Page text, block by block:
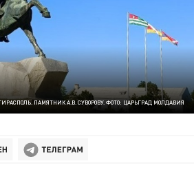
ПАМЯТНИК А.В. СУВОРОВУ. ФОТО: ЦАРЬГРАД МОЛДАВИЯ